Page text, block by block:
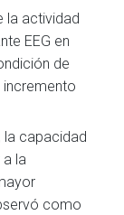
la actividad
EEG en
de
la capacidad
a la
como